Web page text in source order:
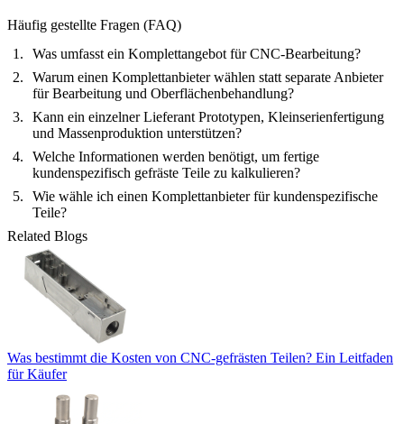
Häufig gestellte Fragen (FAQ)
Was umfasst ein Komplettangebot für CNC-Bearbeitung?
Warum einen Komplettanbieter wählen statt separate Anbieter
für Bearbeitung und Oberflächenbehandlung?
Kann ein einzelner Lieferant Prototypen, Kleinserienfertigung
und Massenproduktion unterstützen?
Welche Informationen werden benötigt, um fertige
kundenspezifisch gefräste Teile zu kalkulieren?
Wie wähle ich einen Komplettanbieter für kundenspezifische
Teile?
Related Blogs
Was bestimmt die Kosten von CNC-gefrästen Teilen? Ein Leitfaden
für Käufer